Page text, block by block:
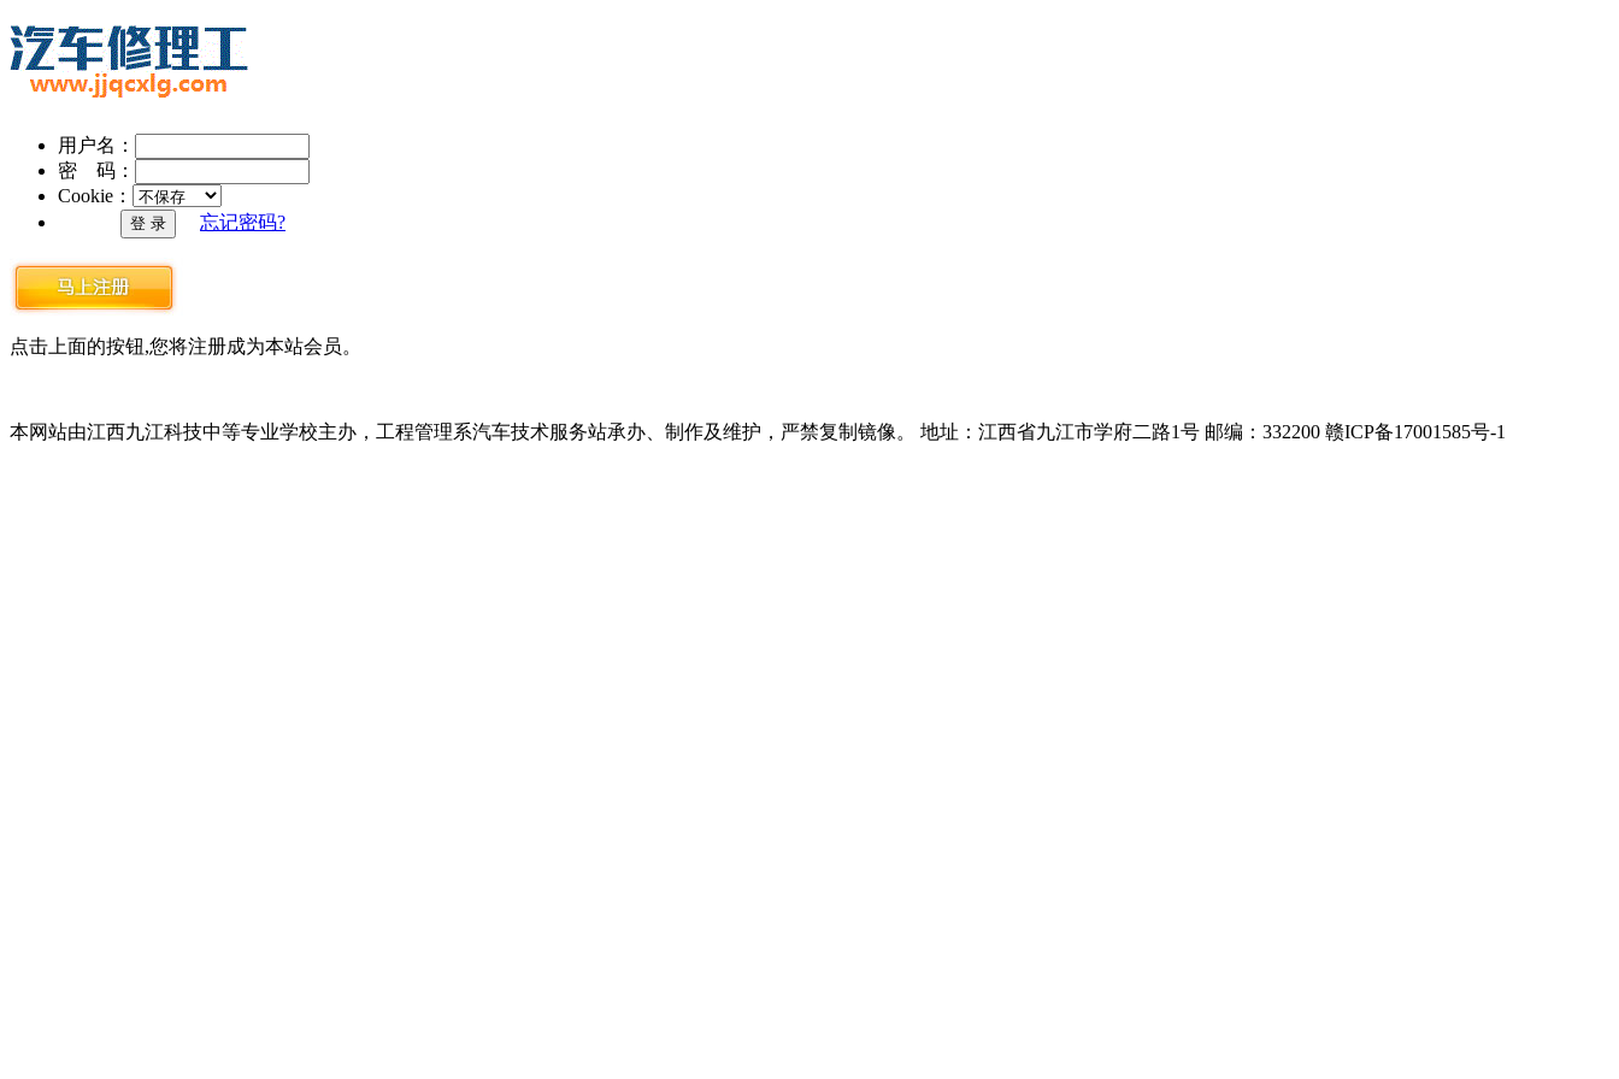
用户名：
密 码：
Cookie：
忘记密码?
点击上面的按钮,您将注册成为本站会员。
本网站由江西九江科技中等专业学校主办，工程管理系汽车技术服务站承办、制作及维护，严禁复制镜像。 地址：江西省九江市学府二路1号 邮编：332200 赣ICP备17001585号-1